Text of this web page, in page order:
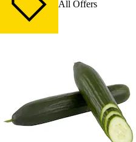
All Offers